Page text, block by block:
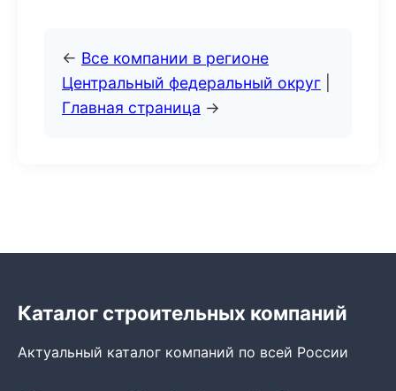
← Все компании в регионе
Центральный федеральный округ
Главная страница →
Каталог строительных компаний
Актуальный каталог компаний по всей России